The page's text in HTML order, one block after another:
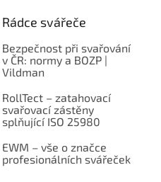
Rádce svářeče
Bezpečnost při svařování
v ČR: normy a BOZP |
Vildman
RollTect – zatahovací
svařovací zástěny
splňující ISO 25980
EWM – vše o značce
profesionálních svářeček